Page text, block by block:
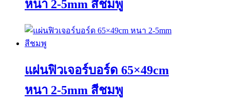
may
chosen
on
the
หนา 2-5mm สีชมพู
This
product
has
variants.
The
may
แผ่นฟิวเจอร์บอร์ด 65×49cm
หนา 2-5mm สีชมพู